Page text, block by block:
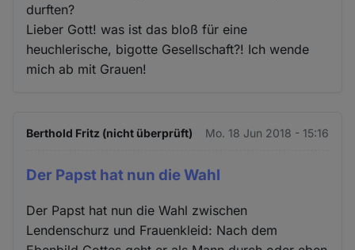
durften?
Lieber Gott! was ist das bloß für eine
heuchlerische, bigotte Gesellschaft?! Ich wende
mich ab mit Grauen!
Berthold Fritz (nicht überprüft) Mo. 18 Jun 2018 - 15:16
Der Papst hat nun die Wahl
Der Papst hat nun die Wahl zwischen
Lendenschurz und Frauenkleid: Nach dem